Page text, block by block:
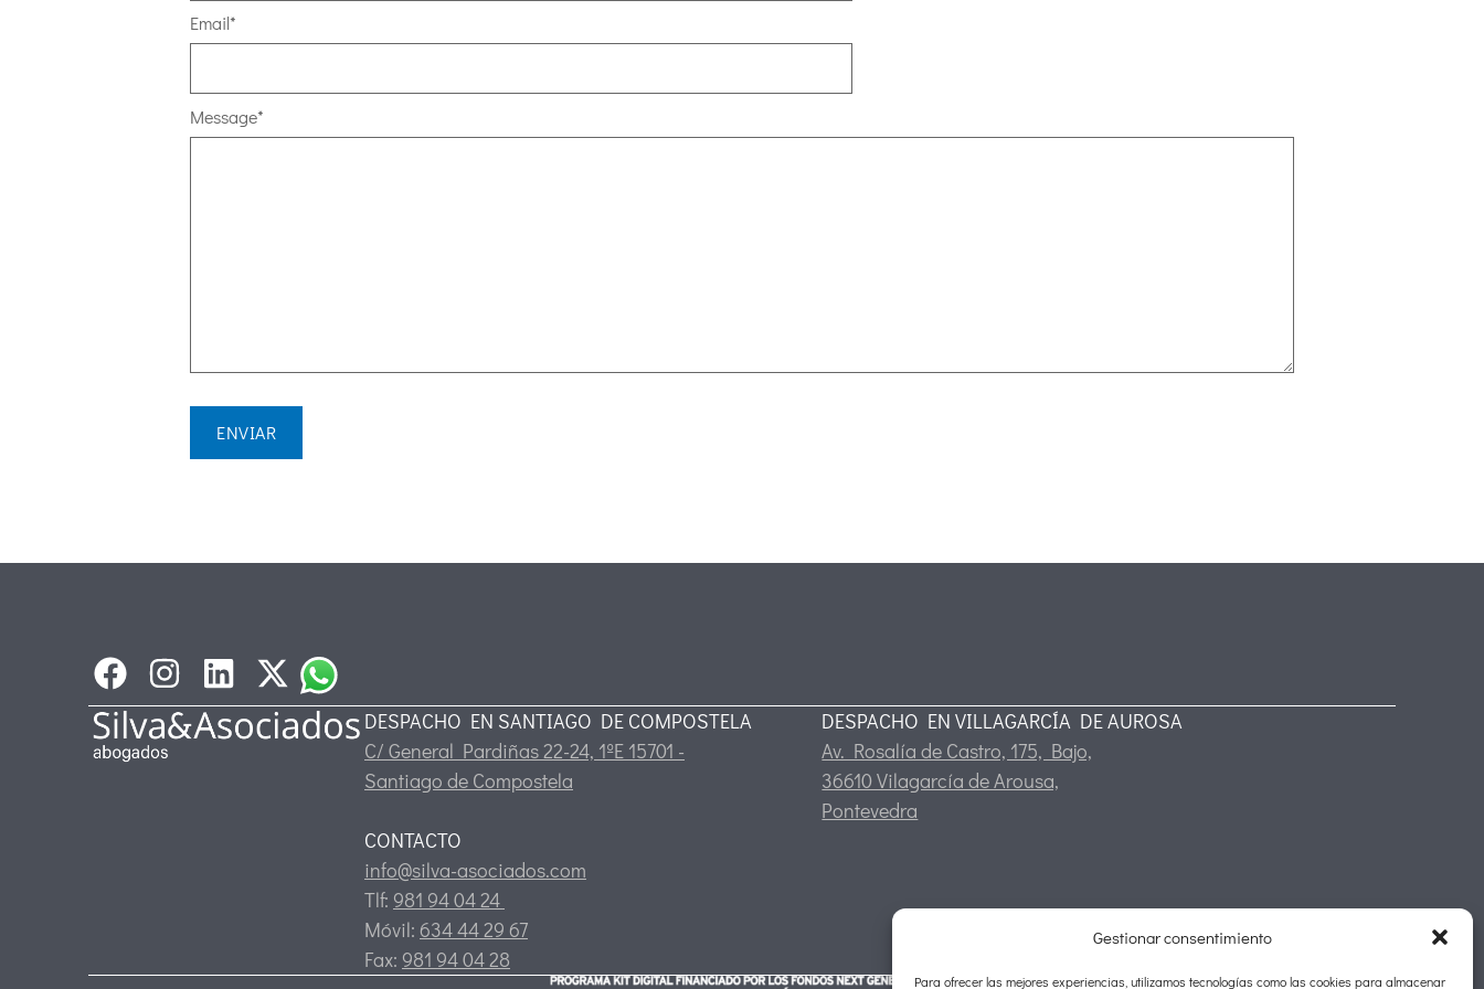
Gestionar consentimiento
Para ofrecer las mejores experiencias, utilizamos tecnologías como las cookies para almacenar
Message*
Email*
DESPACHO EN SANTIAGO DE COMPOSTELA
C/ General Pardiñas 22-24, 1ºE 15701 -
Santiago de Compostela
DESPACHO EN VILLAGARCÍA DE AUROSA
Av. Rosalía de Castro, 175, Bajo,
36610 Vilagarcía de Arousa,
Pontevedra
CONTACTO
info@silva-asociados.com
Tlf: 981 94 04 24
Móvil: 634 44 29 67
Fax: 981 94 04 28